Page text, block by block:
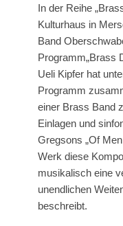
In der Reihe
Kulturhaus in
Band
Programm„Brass
Ueli Kipfer hat
Programm
einer Brass Band
Einlagen und
Gregsons „Of
Werk diese
musikalisch eine
unendlichen
beschreibt.